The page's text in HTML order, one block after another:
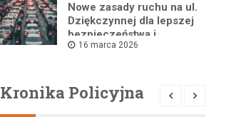
Nowe zasady ruchu na ul.
Dziękczynnej dla lepszej
bezpieczeństwa i
płynności jazdy
16 marca 2026
Kronika Policyjna